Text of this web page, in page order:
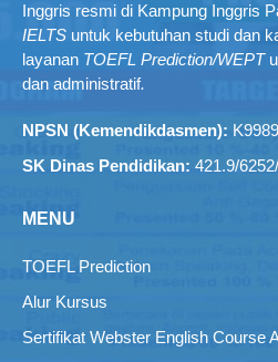
Inggris resmi di Kampung Inggris
IELTS untuk kebutuhan studi dan
layanan TOEFL Prediction/WEPT
dan administratif.
NPSN (Kemendikdasmen):
SK Dinas Pendidikan: 421.9/
MENU
TOEFL Prediction
Alur Kursus
Sertifikat Webster English Course